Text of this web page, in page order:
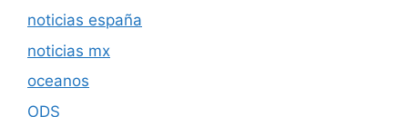
noticias españa
noticias mx
oceanos
ODS